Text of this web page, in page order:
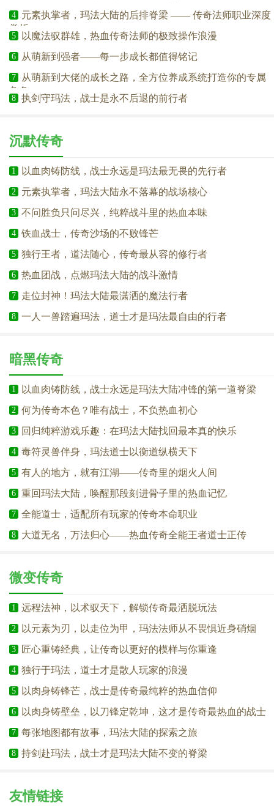
4
元素执掌者，玛法大陆的后排脊梁 —— 传奇法师职业深度
赏析
5 以魔法驭群雄，热血传奇法师的极致操作浪漫
6 从萌新到强者——每一步成长都值得铭记
7
从萌新到大佬的成长之路，全方位养成系统打造你的专属
角色
8 执剑守玛法，战士是永不后退的前行者
沉默传奇
1 以血肉铸防线，战士永远是玛法最无畏的先行者
2 元素执掌者，玛法大陆永不落幕的战场核心
3 不问胜负只问尽兴，纯粹战斗里的热血本味
4 铁血战士，传奇沙场的不败锋芒
5 独行王者，道法随心，传奇最从容的修行者
6 热血团战，点燃玛法大陆的战斗激情
7 走位封神！玛法大陆最潇洒的魔法行者
8 一人一兽踏遍玛法，道士才是玛法最自由的行者
暗黑传奇
1 以血肉铸防线，战士永远是玛法大陆冲锋的第一道脊梁
2 何为传奇本色？唯有战士，不负热血初心
3 回归纯粹游戏乐趣：在玛法大陆找回最本真的快乐
4 毒符灵兽伴身，玛法道士以衡道纵横天下
5 有人的地方，就有江湖——传奇里的烟火人间
6 重回玛法大陆，唤醒那段刻进骨子里的热血记忆
7 全能道士，适配所有玩家的传奇本命职业
8 大道无名，万法归心——热血传奇全能王者道士正传
微变传奇
1 远程法神，以术驭天下，解锁传奇最洒脱玩法
2 以元素为刃，以走位为甲，玛法法师从不畏惧近身硝烟
3 匠心重铸经典，让传奇以更好的模样与你重逢
4 独行于玛法，道士才是散人玩家的浪漫
5 以肉身铸锋芒，战士是传奇最纯粹的热血信仰
6 以肉身铸壁垒，以刀锋定乾坤，这才是传奇最热血的战士
7 每张地图都有故事，玛法大陆的探索之旅
8 持剑赴玛法，战士才是玛法大陆不变的脊梁
友情链接